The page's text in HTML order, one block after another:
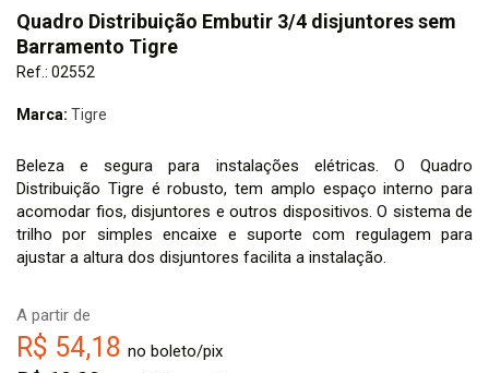
Quadro Distribuição Embutir 3/4 disjuntores sem
Barramento Tigre
Ref.: 02552
Marca: Tigre
Beleza e segura para instalações elétricas. O Quadro
Distribuição Tigre é robusto, tem amplo espaço interno para
acomodar fios, disjuntores e outros dispositivos. O sistema de
trilho por simples encaixe e suporte com regulagem para
ajustar a altura dos disjuntores facilita a instalação.
A partir de
R$ 54,18 no boleto/pix